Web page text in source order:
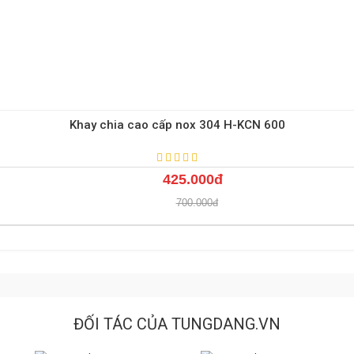
Khay chia cao cấp nox 304 H-KCN 600
425.000đ
700.000đ
ĐỐI TÁC CỦA TUNGDANG.VN